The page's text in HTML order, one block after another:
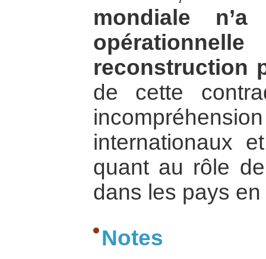
mondiale
reconstruction
de cette
internationaux
quant au rôle
dans les pays
Notes